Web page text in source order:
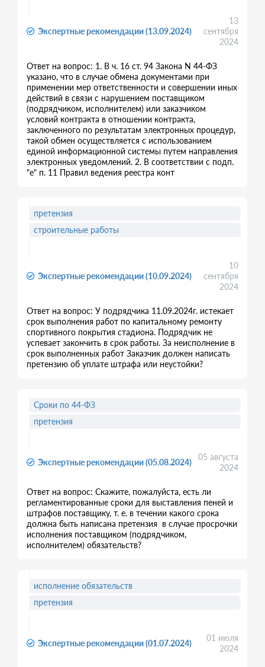
Экспертные рекомендации (13.09.2024)
13
сентября
2024
Ответ на вопрос: 1. В ч. 16 ст. 94 Закона N 44-ФЗ
указано, что в случае обмена документами при
применении мер ответственности и совершении иных
действий в связи с нарушением поставщиком
(подрядчиком, исполнителем) или заказчиком
условий контракта в отношении контракта,
заключенного по результатам электронных процедур,
такой обмен осуществляется с использованием
единой информационной системы путем направления
электронных уведомлений. 2. В соответствии с подп.
"е" п. 11 Правил ведения реестра конт
Экспертные рекомендации (10.09.2024)
10
сентября
2024
Ответ на вопрос: У подрядчика 11.09.2024г. истекает
срок выполнения работ по капитальному ремонту
спортивного покрытия стадиона. Подрядчик не
успевает закончить в срок работы. За неисполнение в
срок выполненных работ Заказчик должен написать
претензию об уплате штрафа или неустойки?
претензия
строительные работы
Экспертные рекомендации (05.08.2024)
05 августа
2024
Ответ на вопрос: Скажите, пожалуйста, есть ли
регламентированные сроки для выставления пеней и
штрафов поставщику, т. е. в течении какого срока
должна быть написана претензия в случае просрочки
исполнения поставщиком (подрядчиком,
исполнителем) обязательств?
Сроки по 44-ФЗ
претензия
Экспертные рекомендации (01.07.2024)
01 июля
2024
исполнение обязательств
претензия